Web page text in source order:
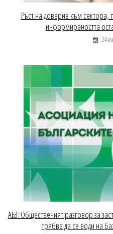
Ръст на доверие към сектора,
информираността
24
АБЗ: Общественият разговор за
трябва да се води на